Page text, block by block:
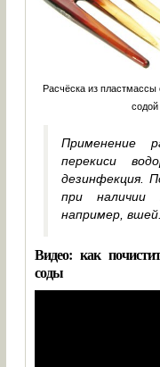
Расчёска из
Применение
перекиси
дезинфекция.
при наличии
например, вшей.
Видео: как
соды